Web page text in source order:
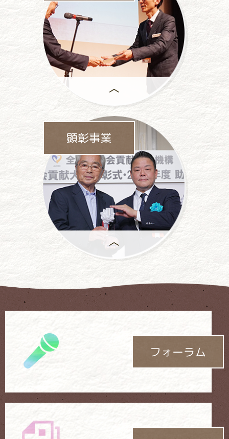
中心事業です
パチンコ・
パチスロ業界をあげて
取り組んでいます。
顕彰事業
もっとも優れた活動には、
「社会貢献大賞」が
フォーラム